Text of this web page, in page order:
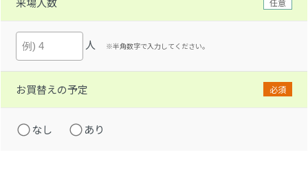
任意
人 ※半角数字で入力してください。
お買替えの予定 必須
なし あり